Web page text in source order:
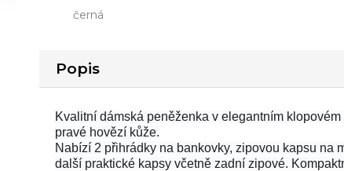
černá
Popis
Kvalitní dámská peněženka v elegantním
pravé hovězí kůže.
Nabízí 2 přihrádky na bankovky, zipovou kapsu na
další praktické kapsy včetně zadní zipové.